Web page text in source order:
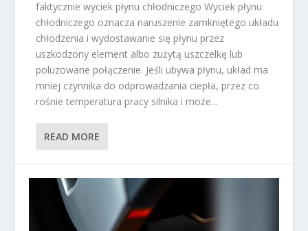
faktycznie wyciek płynu chłodniczego Wyciek płynu
chłodniczego oznacza naruszenie zamkniętego układu
chłodzenia i wydostawanie się płynu przez
uszkodzony element albo zużytą uszczelkę lub
poluzowane połączenie. Jeśli ubywa płynu, układ ma
mniej czynnika do odprowadzania ciepła, przez co
rośnie temperatura pracy silnika i może...
READ MORE